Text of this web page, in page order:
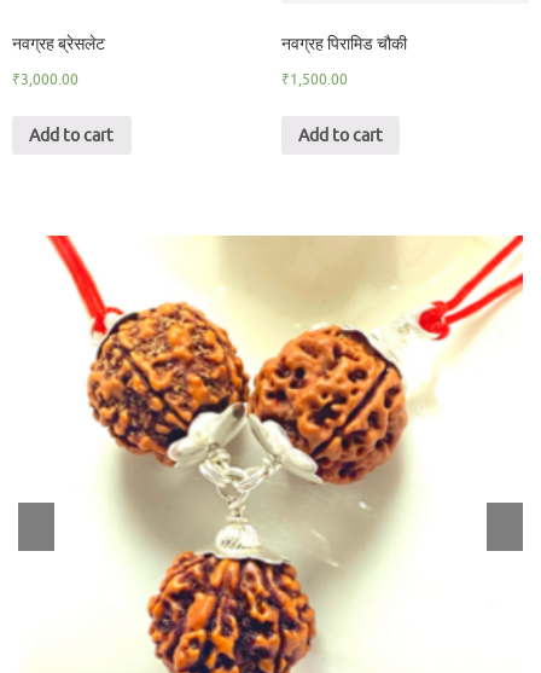
नवग्रह ब्रेसलेट
₹3,000.00
Add to cart
नवग्रह पिरामिड चौकी
₹1,500.00
Add to cart